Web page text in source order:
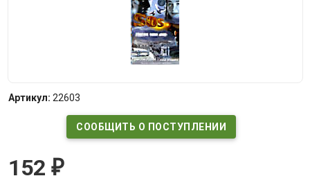
Артикул: 22603
СООБЩИТЬ О ПОСТУПЛЕНИИ
152 ₽